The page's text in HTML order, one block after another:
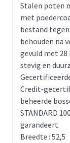
Stalen poten
met
bestand
behouden na
gevuld met
stevig en
Credit-
beheerde
STANDARD
garandeert.
Breedte : 52,5